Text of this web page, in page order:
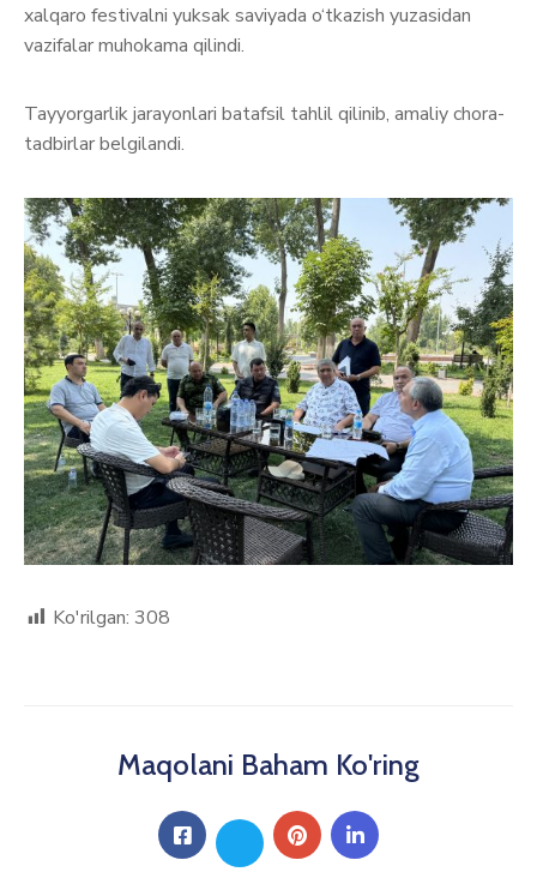
xalqaro festivalni yuksak saviyada o‘tkazish yuzasidan
vazifalar muhokama qilindi.
Tayyorgarlik jarayonlari batafsil tahlil qilinib, amaliy chora-
tadbirlar belgilandi.
Ko'rilgan: 308
Maqolani Baham Ko'ring